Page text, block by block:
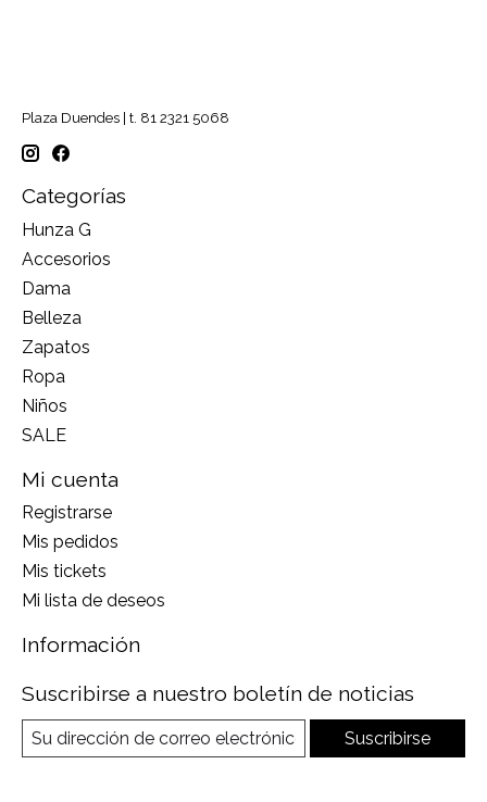
Plaza Duendes | t. 81 2321 5068
Categorías
Hunza G
Accesorios
Dama
Belleza
Zapatos
Ropa
Niños
SALE
Mi cuenta
Registrarse
Mis pedidos
Mis tickets
Mi lista de deseos
Información
Suscribirse a nuestro boletín de noticias
Suscribirse